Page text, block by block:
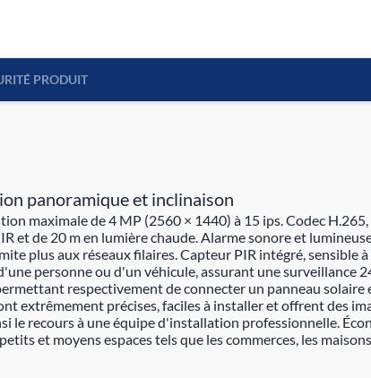
PRODUIT
panoramique et inclinaison
maximale de 4 MP (2560 × 1440) à 15 ips. Codec
et de 20 m en lumière chaude. Alarme sonore et
plus aux réseaux filaires. Capteur PIR intégré,
personne ou d'un véhicule, assurant une
respectivement de connecter un panneau
extrêmement précises, faciles à installer et offrent des
recours à une équipe d'installation professionnelle.
et moyens espaces tels que les commerces, les